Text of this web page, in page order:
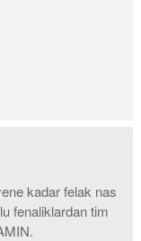
kadar felak nas
fenaliklardan tim